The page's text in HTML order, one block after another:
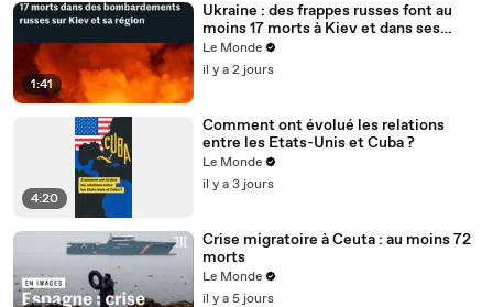
1:41
Ukraine : des frappes russes font au
moins 17 morts à Kiev et dans ses
environs, des entrepôts touchés
Le Monde
il y a 2 jours
4:20
Comment ont évolué les relations
entre les Etats-Unis et Cuba ?
Le Monde
il y a 3 jours
Crise migratoire à Ceuta : au moins 72
morts
Le Monde
il y a 5 jours